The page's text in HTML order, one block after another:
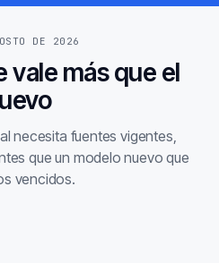
DE 2026
vale más que el
necesita fuentes vigentes,
que un modelo nuevo que
vencidos.